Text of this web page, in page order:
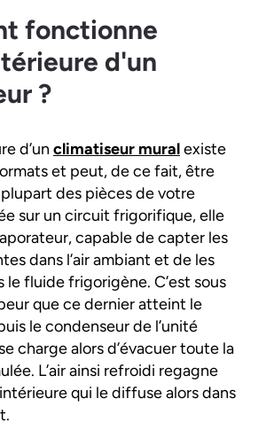
fonctionne
d'un
?
d’un climatiseur muralexiste
et peut, de ce fait, être
des pièces de votre
sur un circuit frigorifique, elle
capable de capter les
dans l’air ambiant et de les
le fluide frigorigène. C’est sous
que ce dernier atteint le
le condenseur de l’unité
charge alors d’évacuer toute la
L’air ainsi refroidi regagne
qui le diffuse alors dans